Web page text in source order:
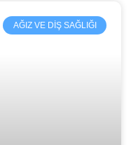
AĞIZ VE DIŞ SAĞLIĞI